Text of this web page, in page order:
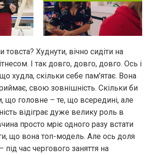
товста? Худнути, вічно сидіти на
І так довго, довго, довго. Ось і
худла, скільки себе пам'ятає. Вона
свою зовнішність. Скільки би
що головне – те, що всередині, але
відіграє дуже велику роль в
просто мріє одного разу встати
що вона топ-модель. Але ось доля
час чергового заняття на